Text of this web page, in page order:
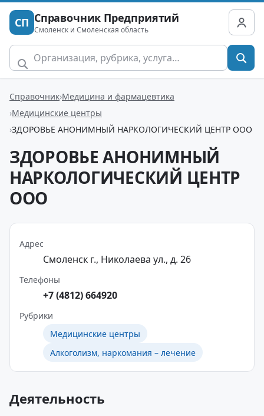
СП Справочник Предприятий
Смоленск и Смоленская область
Справочник Медицина и фармацевтика
Медицинские центры
ЗДОРОВЬЕ АНОНИМНЫЙ НАРКОЛОГИЧЕСКИЙ ЦЕНТР ООО
ЗДОРОВЬЕ АНОНИМНЫЙ
НАРКОЛОГИЧЕСКИЙ ЦЕНТР
ООО
Адрес
Смоленск г., Николаева ул., д. 26
Телефоны
+7 (4812) 664920
Рубрики
Медицинские центры
Алкоголизм, наркомания – лечение
Деятельность